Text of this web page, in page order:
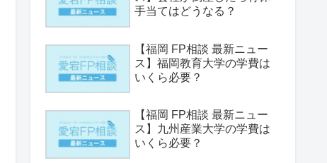
手当てはどうなる？
【福岡 FP相談 最新ニュー
ス】福岡教育大学の学費は
いくら必要？
【福岡 FP相談 最新ニュー
ス】九州産業大学の学費は
いくら必要？